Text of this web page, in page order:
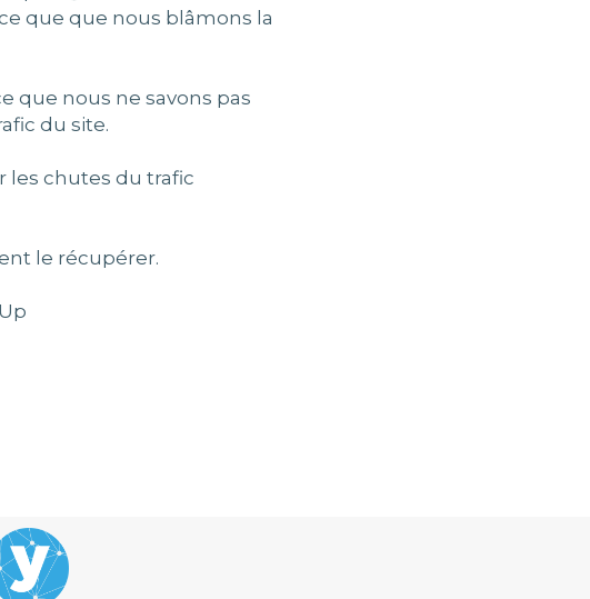
que que nous blâmons la
que nous ne savons pas
du site.
les chutes du trafic
le récupérer.